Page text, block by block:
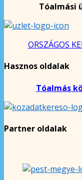
Tóalmási
ORSZÁGOS
Hasznos oldalak
Tóalmás
Partner oldalak